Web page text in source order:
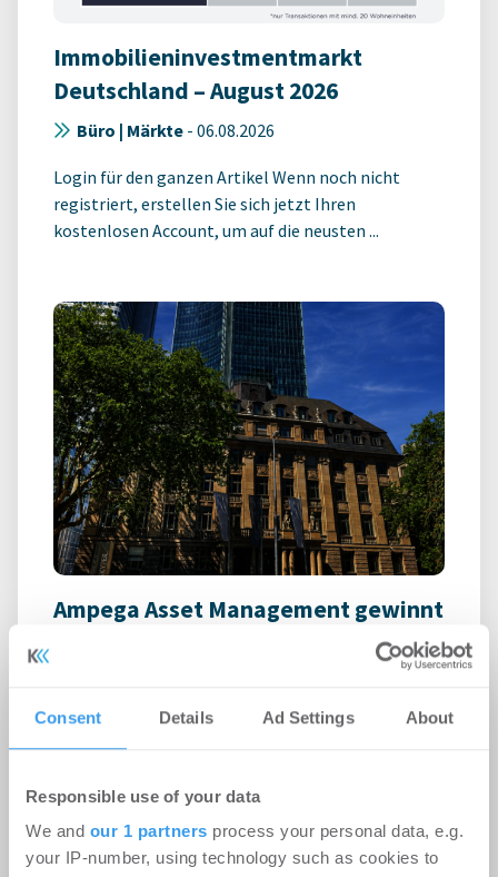
Consent Details Ad Settings About
Responsible use of your data
We and our 1 partners process your personal data, e.g.
your IP-number, using technology such as cookies to
Immobilieninvestmentmarkt
Deutschland – August 2026
Büro | Märkte - 06.08.2026
Login für den ganzen Artikel Wenn noch nicht
registriert, erstellen Sie sich jetzt Ihren
kostenlosen Account, um auf die neusten ...
Ampega Asset Management gewinnt
Login für den ganzen Artikel Wenn noch nicht
registriert, erstellen Sie sich jetzt Ihren